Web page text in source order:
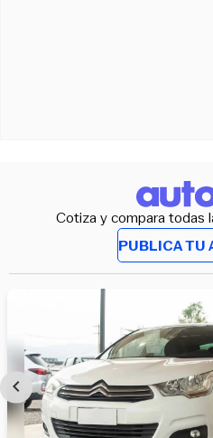
Cotiza y compara todas
PUBLICA TU